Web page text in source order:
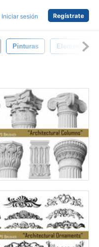
Iniciar sesión Regístrate
Pinturas Elemento